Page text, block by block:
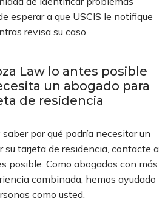
esperar a que USCIS le notifique
revisa su caso.
Law lo antes posible
un abogado para
de residencia
por qué podría necesitar un
su tarjeta de residencia, contacte a
posible. Como abogados con más
combinada, hemos ayudado
como usted.